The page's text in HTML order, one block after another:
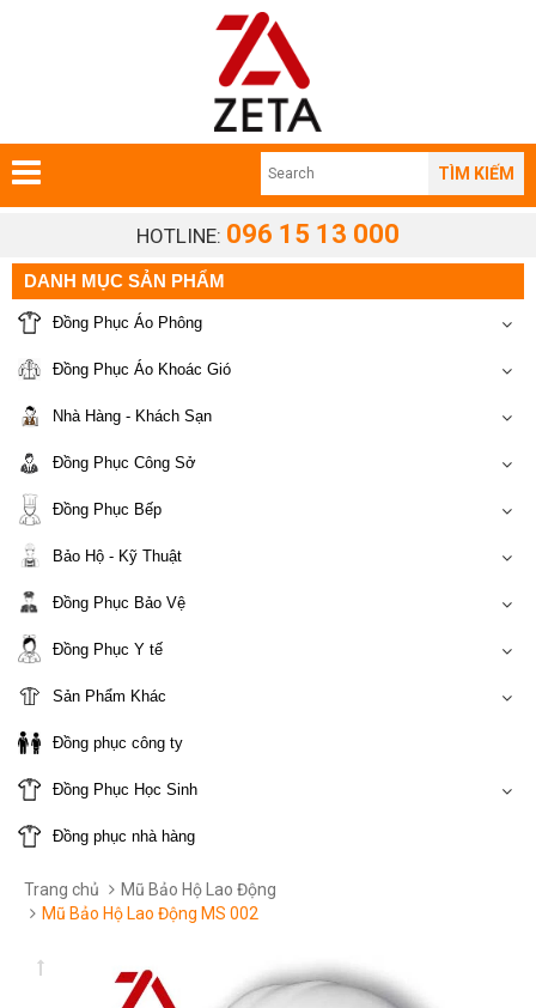
TÌM KIẾM
HOTLINE: 096 15 13 000
DANH MỤC SẢN PHẨM
Đồng Phục Áo Phông
Đồng Phục Áo Khoác Gió
Nhà Hàng - Khách Sạn
Đồng Phục Công Sở
Đồng Phục Bếp
Bảo Hộ - Kỹ Thuật
Đồng Phục Bảo Vệ
Đồng Phục Y tế
Sản Phẩm Khác
Đồng phục công ty
Đồng Phục Học Sinh
Đồng phục nhà hàng
Trang chủ
Mũ Bảo Hộ Lao Động
Mũ Bảo Hộ Lao Động MS 002